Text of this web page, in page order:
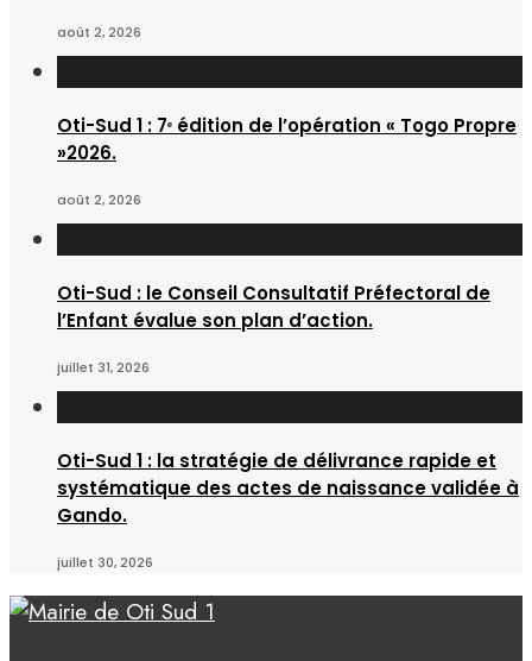
août 2, 2026
Oti-Sud 1 : 7ᵉ édition de l’opération « Togo Propre
»2026.
août 2, 2026
Oti-Sud : le Conseil Consultatif Préfectoral de
l’Enfant évalue son plan d’action.
juillet 31, 2026
Oti-Sud 1 : la stratégie de délivrance rapide et
systématique des actes de naissance validée à
Gando.
juillet 30, 2026